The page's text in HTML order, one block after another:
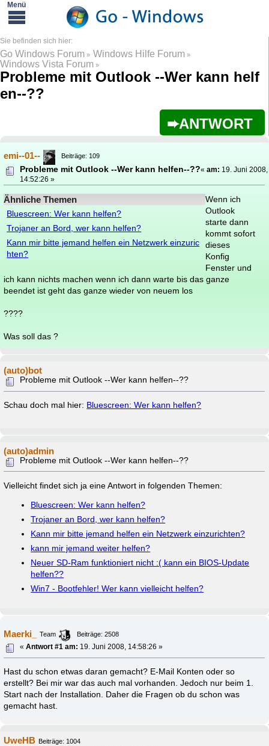
Go Windows Forum » Windows Hilfe Forum »
Windows Vista Forum »
Probleme mit Outlook --Wer kann helf
en--??
ANTWORT
emi--01-- Beiträge: 109
Probleme mit Outlook --Wer kann helfen--??«am: 19. Juni 2008,
14:52:26 »
Ähnliche Themen
Bluescreen: Wer kann helfen?
Trojaner an Bord, wer kann helfen?
Kann mir bitte jemand helfen ein Netzwerk einzuric
hten?
Wenn ich
Outlook
starte dann
kommt sofort
dieses
Konfig
Fenster und
ich kann nichts machen wenn ich dann warte bis das ganze
beendet ist geht das ganze wieder von neuem los
????
Was soll das ?
(auto)bot
Probleme mit Outlook --Wer kann helfen--??
Schau doch mal hier: Bluescreen: Wer kann helfen?
(auto)admin
Probleme mit Outlook --Wer kann helfen--??
Vielleicht findet sich ja eine Antwort in folgenden Themen:
Bluescreen: Wer kann helfen?
Trojaner an Bord, wer kann helfen?
Kann mir bitte jemand helfen ein Netzwerk einzurichten?
kann mir jemand weiter helfen?
Neuer SD-Ram funktioniert nicht :( kann ein BIOS-Update
helfen??
Win7 - Bootfehler! Wer kann vielleicht helfen?
Maerki_ Team
Beiträge: 2508
«Antwort #1 am: 19. Juni 2008, 14:58:26 »
Hast du schon etwas daran gemacht? E-Mail Konten oder so
erstellt? Bei mir war das auch mal vorhanden. Jedoch nur beim 1.
Start nach der Installation. Daher die Fragen ob du schon was
gemacht hast.
UweHB Beiträge: 1004